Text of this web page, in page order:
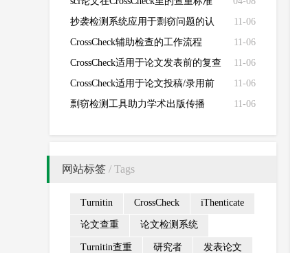
11-06
抄袭检测系统应用于剽窃问题的认
定
11-06
CrossCheck辅助检查的工作流程
11-06
CrossCheck适用于论文发表前的复查
11-06
CrossCheck适用于论文投稿/录用前
的初查
11-06
剽窃检测工具助力学术出版传播
网站标签 / Tags
Turnitin CrossCheck iThenticate
论文查重 论文检测系统
Turnitin查重 研究者 发表论文